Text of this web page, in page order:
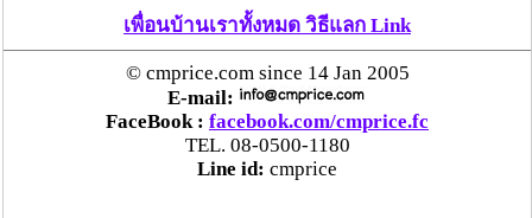
เพื่อนบ้านเราทั้งหมด วิธีแลก Link
© cmprice.com since 14 Jan 2005
E-mail:
FaceBook : facebook.com/cmprice.fc
TEL. 08-0500-1180
Line id: cmprice